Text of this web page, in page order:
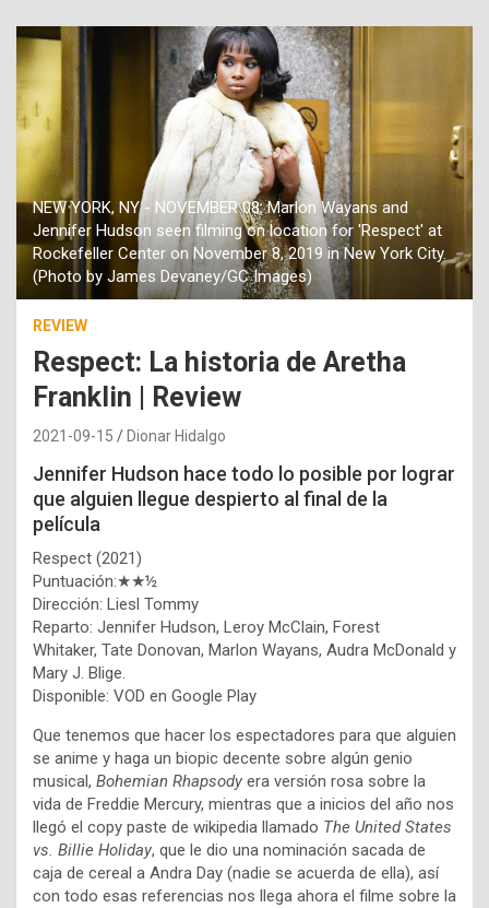
NEW YORK, NY - NOVEMBER 08: Marlon Wayans and
Jennifer Hudson seen filming on location for 'Respect' at
Rockefeller Center on November 8, 2019 in New York City.
(Photo by James Devaney/GC Images)
REVIEW
Respect: La historia de Aretha
Franklin | Review
2021-09-15 Dionar Hidalgo
Jennifer Hudson hace todo lo posible por lograr
que alguien llegue despierto al final de la
película
Respect (2021)
Puntuación:★★½
Dirección: Liesl Tommy
Reparto: Jennifer Hudson, Leroy McClain, Forest
Whitaker, Tate Donovan, Marlon Wayans, Audra McDonald y
Mary J. Blige.
Disponible: VOD en Google Play
Que tenemos que hacer los espectadores para que alguien
se anime y haga un biopic decente sobre algún genio
musical, Bohemian Rhapsody era versión rosa sobre la
vida de Freddie Mercury, mientras que a inicios del año nos
llegó el copy paste de wikipedia llamado The United States
vs. Billie Holiday, que le dio una nominación sacada de
caja de cereal a Andra Day (nadie se acuerda de ella), así
con todo esas referencias nos llega ahora el filme sobre la